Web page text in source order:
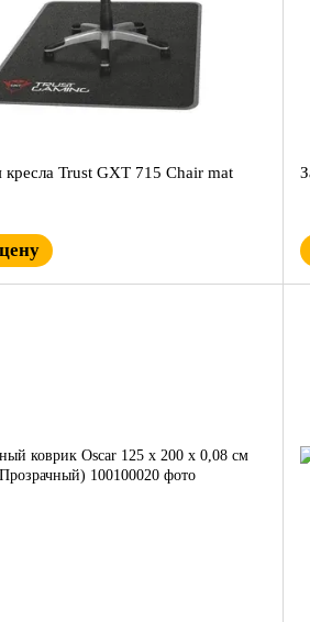
кресла Trust GXT 715 Chair mat